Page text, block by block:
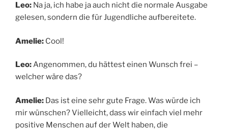
Leo: Na ja, ich habe ja auch nicht die normale Ausgabe
gelesen, sondern die für Jugendliche aufbereitete.
Amelie: Cool!
Leo:Angenommen, du hättest einen Wunsch frei –
welcher wäre das?
Amelie: Das ist eine sehr gute Frage. Was würde ich
mir wünschen? Vielleicht, dass wir einfach viel mehr
positive Menschen auf der Welt haben, die